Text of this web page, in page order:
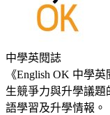
中學英閱誌
《English OK 中學
生競爭力與升學議
語學習及升學情報。